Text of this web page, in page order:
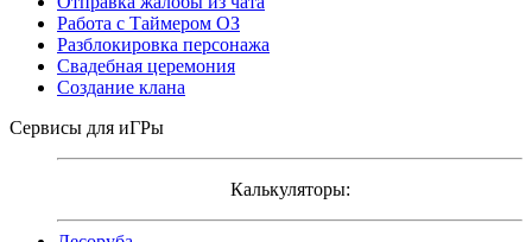
Работа с Таймером ОЗ
Разблокировка персонажа
Свадебная церемония
Создание клана
Сервисы для иГРы
Калькуляторы: